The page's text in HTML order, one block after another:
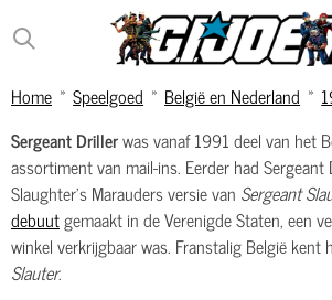
Ga
direct
de
Home » Speelgoed » België en Nederland »
Sergeant Drillerwas vanaf 1991 deel van het
assortiment van mail-ins. Eerder had Sergeant
Slaughter's Marauders versie van Sergeant
debuutgemaakt in de Verenigde Staten, een
winkel verkrijgbaar was. Franstalig België kent
Slauter.